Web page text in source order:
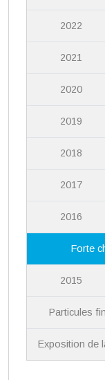
2022
2021
2020
2019
2018
2017
2016
Forte
2015
Particules
Exposition de